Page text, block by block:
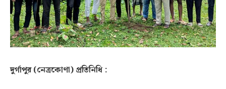
দুর্গাপুর (নেত্রকোণা) প্রতিনিধি :